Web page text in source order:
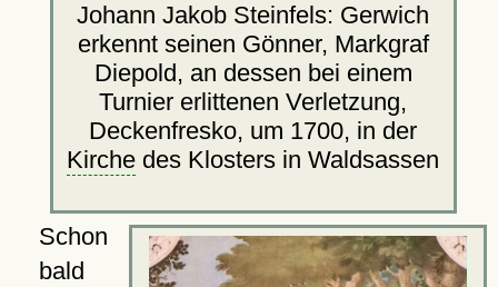
Johann Jakob Steinfels: Gerwich
erkennt seinen Gönner, Markgraf
Diepold, an dessen bei einem
Turnier erlittenen Verletzung,
Deckenfresko, um 1700, in der
Kirche des Klosters in Waldsassen
Schon
bald